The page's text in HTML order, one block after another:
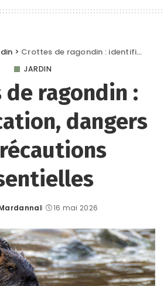
> Crottes de ragondin : identification, dangers et précautions essentielles
JARDIN
ragondin :
dangers
16 mai 2026